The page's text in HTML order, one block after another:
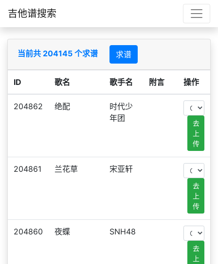
吉他谱搜索
当前共 204145 个求谱 求谱
ID 歌名 歌手名 附言 操作
204862 绝配
时代少
年团
去
上
传
204861 兰花草 宋亚轩
去
上
传
204860 夜蝶 SNH48
去
上